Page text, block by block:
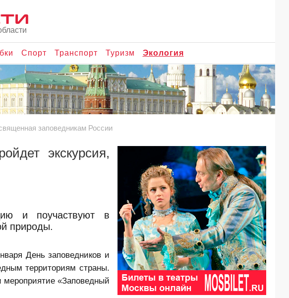
Спорт Транспорт Туризм Экология
заповедникам России
экскурсия,
и поучаствуют в
природы.
День заповедников и
территориям страны.
«Заповедный